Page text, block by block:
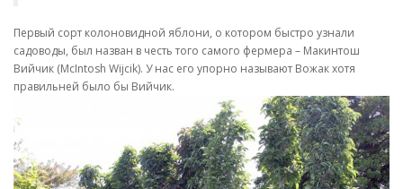
Первый сорт колоновидной яблони, о котором быстро узнали
садоводы, был назван в честь того самого фермера – Макинтош
Вийчик (McIntosh Wijcik). У нас его упорно называют Вожак хотя
правильней было бы Вийчик.